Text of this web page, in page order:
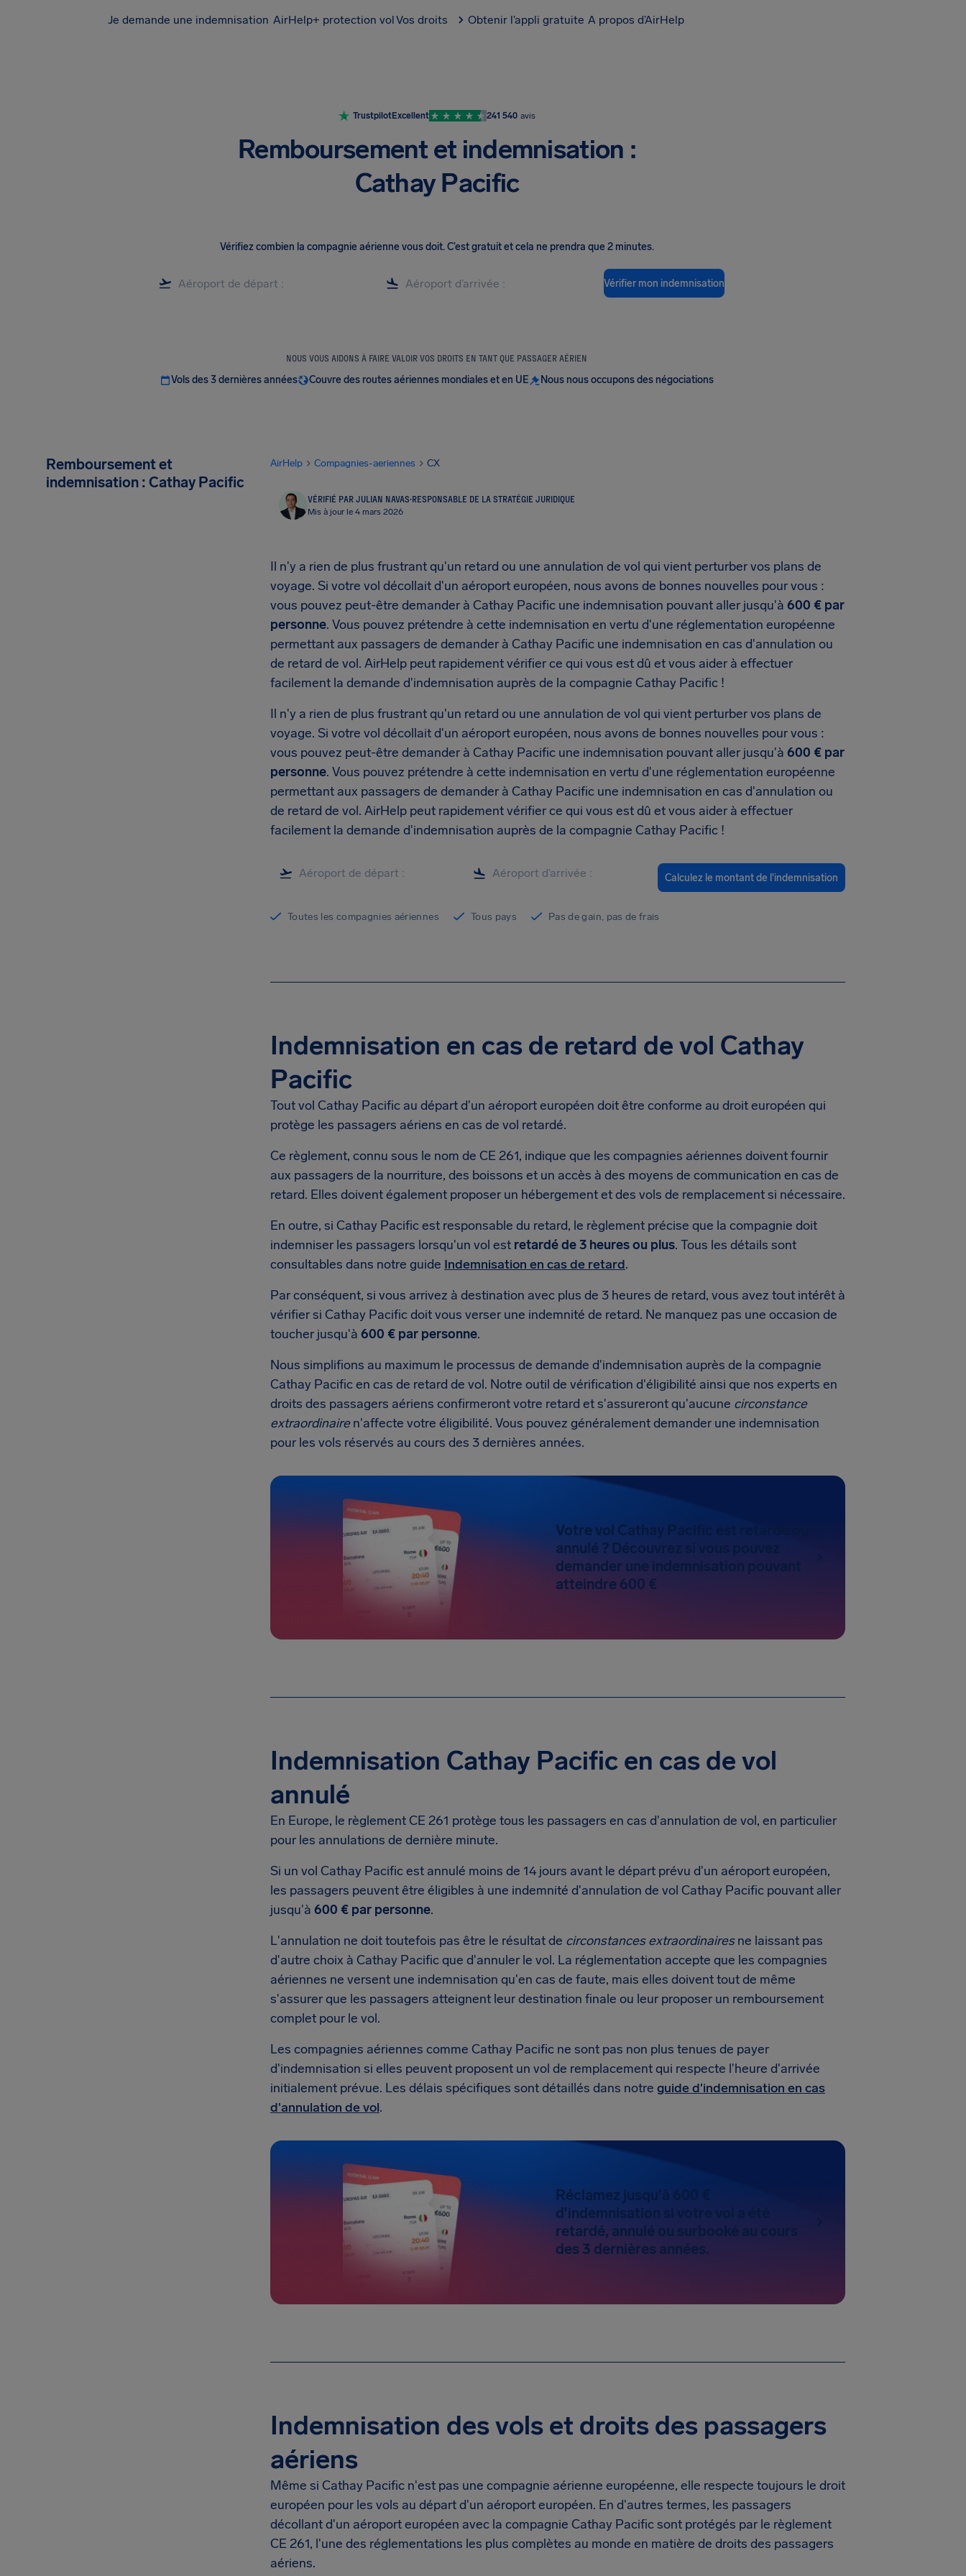
Je demande une indemnisation AirHelp+ protection volVos droits Obtenir l’appli gratuite A propos d’AirHelp
TrustpilotExcellent 241 540 avis
Remboursement et indemnisation :
Cathay Pacific
Vérifiez combien la compagnie aérienne vous doit.C’est gratuit et cela ne prendra que 2 minutes.
Vérifier mon indemnisation
NOUS VOUS AIDONS À FAIRE VALOIR VOS DROITS EN TANT QUE PASSAGER AÉRIEN
Vols des 3 dernières années Couvre des routes aériennes mondiales et en UE Nous nous occupons des négociations
Remboursement et
indemnisation : Cathay Pacific
AirHelp Compagnies-aeriennes CX
VÉRIFIÉ PAR JULIAN NAVAS·RESPONSABLE DE LA STRATÉGIE JURIDIQUE
Mis à jour le 4 mars 2026
Il n'y a rien de plus frustrant qu'un retard ou une annulation de vol qui vient perturber vos plans de
voyage. Si votre vol décollait d'un aéroport européen, nous avons de bonnes nouvelles pour vous :
vous pouvez peut-être demander à Cathay Pacific une indemnisation pouvant aller jusqu'à 600 € par
personne. Vous pouvez prétendre à cette indemnisation en vertu d'une réglementation européenne
permettant aux passagers de demander à Cathay Pacific une indemnisation en cas d'annulation ou
de retard de vol. AirHelp peut rapidement vérifier ce qui vous est dû et vous aider à effectuer
facilement la demande d'indemnisation auprès de la compagnie Cathay Pacific !
Il n'y a rien de plus frustrant qu'un retard ou une annulation de vol qui vient perturber vos plans de
voyage. Si votre vol décollait d'un aéroport européen, nous avons de bonnes nouvelles pour vous :
vous pouvez peut-être demander à Cathay Pacific une indemnisation pouvant aller jusqu'à 600 € par
personne. Vous pouvez prétendre à cette indemnisation en vertu d'une réglementation européenne
permettant aux passagers de demander à Cathay Pacific une indemnisation en cas d'annulation ou
de retard de vol. AirHelp peut rapidement vérifier ce qui vous est dû et vous aider à effectuer
facilement la demande d'indemnisation auprès de la compagnie Cathay Pacific !
Calculez le montant de l'indemnisation
Toutes les compagnies aériennes Tous pays Pas de gain, pas de frais
Indemnisation en cas de retard de vol Cathay
Pacific
Tout vol Cathay Pacific au départ d'un aéroport européen doit être conforme au droit européen qui
protège les passagers aériens en cas de vol retardé.
Ce règlement, connu sous le nom de CE 261, indique que les compagnies aériennes doivent fournir
aux passagers de la nourriture, des boissons et un accès à des moyens de communication en cas de
retard. Elles doivent également proposer un hébergement et des vols de remplacement si nécessaire.
En outre, si Cathay Pacific est responsable du retard, le règlement précise que la compagnie doit
indemniser les passagers lorsqu'un vol est retardé de 3 heures ou plus. Tous les détails sont
consultables dans notre guide Indemnisation en cas de retard.
Par conséquent, si vous arrivez à destination avec plus de 3 heures de retard, vous avez tout intérêt à
vérifier si Cathay Pacific doit vous verser une indemnité de retard. Ne manquez pas une occasion de
toucher jusqu'à 600 € par personne.
Nous simplifions au maximum le processus de demande d'indemnisation auprès de la compagnie
Cathay Pacific en cas de retard de vol. Notre outil de vérification d'éligibilité ainsi que nos experts en
droits des passagers aériens confirmeront votre retard et s'assureront qu'aucune circonstance
extraordinairen'affecte votre éligibilité. Vous pouvez généralement demander une indemnisation
pour les vols réservés au cours des 3 dernières années.
Votre vol Cathay Pacific est retardé ou
annulé ? Découvrez si vous pouvez
demander une indemnisation pouvant
atteindre 600 €
Indemnisation Cathay Pacific en cas de vol
annulé
En Europe, le règlement CE 261 protège tous les passagers en cas d'annulation de vol, en particulier
pour les annulations de dernière minute.
Si un vol Cathay Pacific est annulé moins de 14 jours avant le départ prévu d'un aéroport européen,
les passagers peuvent être éligibles à une indemnité d'annulation de vol Cathay Pacific pouvant aller
jusqu'à 600 € par personne.
L'annulation ne doit toutefois pas être le résultat de circonstances extraordinairesne laissant pas
d'autre choix à Cathay Pacific que d'annuler le vol. La réglementation accepte que les compagnies
aériennes ne versent une indemnisation qu'en cas de faute, mais elles doivent tout de même
s'assurer que les passagers atteignent leur destination finale ou leur proposer un remboursement
complet pour le vol.
Les compagnies aériennes comme Cathay Pacific ne sont pas non plus tenues de payer
d'indemnisation si elles peuvent proposent un vol de remplacement qui respecte l'heure d'arrivée
initialement prévue. Les délais spécifiques sont détaillés dans notre guide d'indemnisation en cas
d'annulation de vol.
Réclamez jusqu'à 600 €
d'indemnisation si votre vol a été
retardé, annulé ou surbooké au cours
des 3 dernières années.
Indemnisation des vols et droits des passagers
aériens
Même si Cathay Pacific n'est pas une compagnie aérienne européenne, elle respecte toujours le droit
européen pour les vols au départ d'un aéroport européen. En d'autres termes, les passagers
décollant d'un aéroport européen avec la compagnie Cathay Pacific sont protégés par le règlement
CE 261, l'une des réglementations les plus complètes au monde en matière de droits des passagers
aériens.